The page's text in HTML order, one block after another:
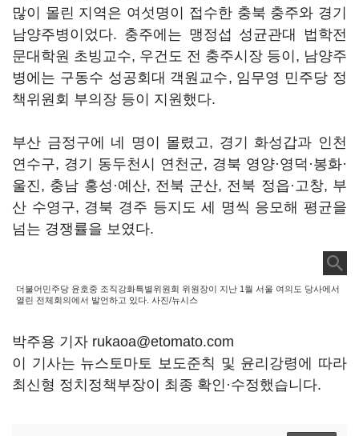
많이 몰린 지역은 여섯명이 접수한 충북 충주와 경기
남양주병이었다. 충주에는 맹정섭 성균관대 법학전
문대학원 초빙교수, 우건도 전 충주시장 등이, 남양주
병에는 구동수 성공회대 객원교수, 임무영 민주당 정
책위원회 부의장 등이 지원했다.
부산 금정구에 네 명이 몰렸고, 경기 화성갑과 인천
연수구, 경기 동두천시 연천군, 경북 영양·영덕·봉화·
울진, 충남 홍성·예산, 전북 군산, 전북 정읍·고창, 부
산 수영구, 경북 경주 등지도 세 명씩 응모해 평균을
넘는 경쟁률을 보였다.
더불어민주당 윤호중 조직강화특별위원회 위원장이 지난 1월 서울 여의도 당사에서
열린 전체회의에서 발언하고 있다. 사진/뉴시스
박주용 기자 rukaoa@etomato.com
이 기사는 뉴스토마토 보도준칙 및 윤리강령에 따라
최신형 정치정책부장이 최종 확인·수정했습니다.